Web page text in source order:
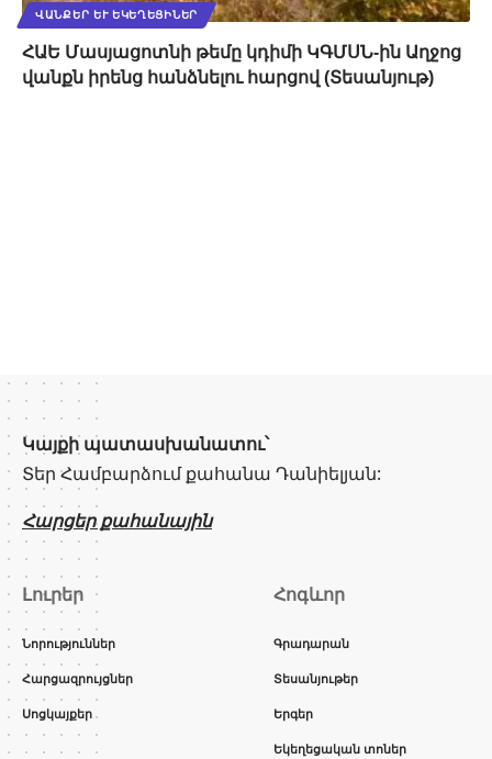
ՎԱՆՔԵՐ ԵՒ ԵԿԵՂԵՑԻՆԵՐ
ՀԱԵ Մասյացոտնի թեմը կդիմի ԿԳՄՍՆ-ին Աղջոց
վանքն իրենց հանձնելու հարցով (Տեսանյութ)
Կայքի պատասխանատու՝
Տեր Համբարձում քահանա Դանիելյան:
Հարցեր քահանային
Լուրեր
Նորություններ
Հարցազրույցներ
Սոցկայքեր
Հոգևոր
Գրադարան
Տեսանյութեր
Երգեր
Եկեղեցական տոներ